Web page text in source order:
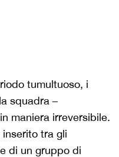
tumultuoso, i
squadra –
maniera irreversibile.
tra gli
di un gruppo di